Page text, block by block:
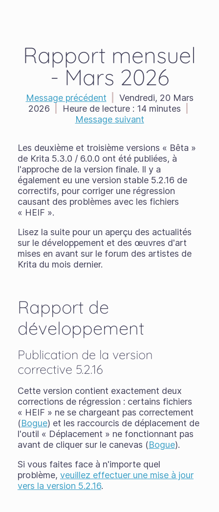
Rapport mensuel
- Mars 2026
Message précédent
Vendredi, 20 Mars
2026
Heure de lecture : 14 minutes
Message suivant
Les deuxième et troisième versions « Bêta »
de Krita 5.3.0 / 6.0.0 ont été publiées, à
l'approche de la version finale. Il y a
également eu une version stable 5.2.16 de
correctifs, pour corriger une régression
causant des problèmes avec les fichiers
« HEIF ».
Lisez la suite pour un aperçu des actualités
sur le développement et des œuvres d'art
mises en avant sur le forum des artistes de
Krita du mois dernier.
Rapport de
développement
Publication de la version
corrective 5.2.16
Cette version contient exactement deux
corrections de régression : certains fichiers
« HEIF » ne se chargeant pas correctement
(Bogue) et les raccourcis de déplacement de
l'outil « Déplacement » ne fonctionnant pas
avant de cliquer sur le canevas (Bogue).
Si vous faites face à n'importe quel
problème, veuillez effectuer une mise à jour
vers la version 5.2.16.